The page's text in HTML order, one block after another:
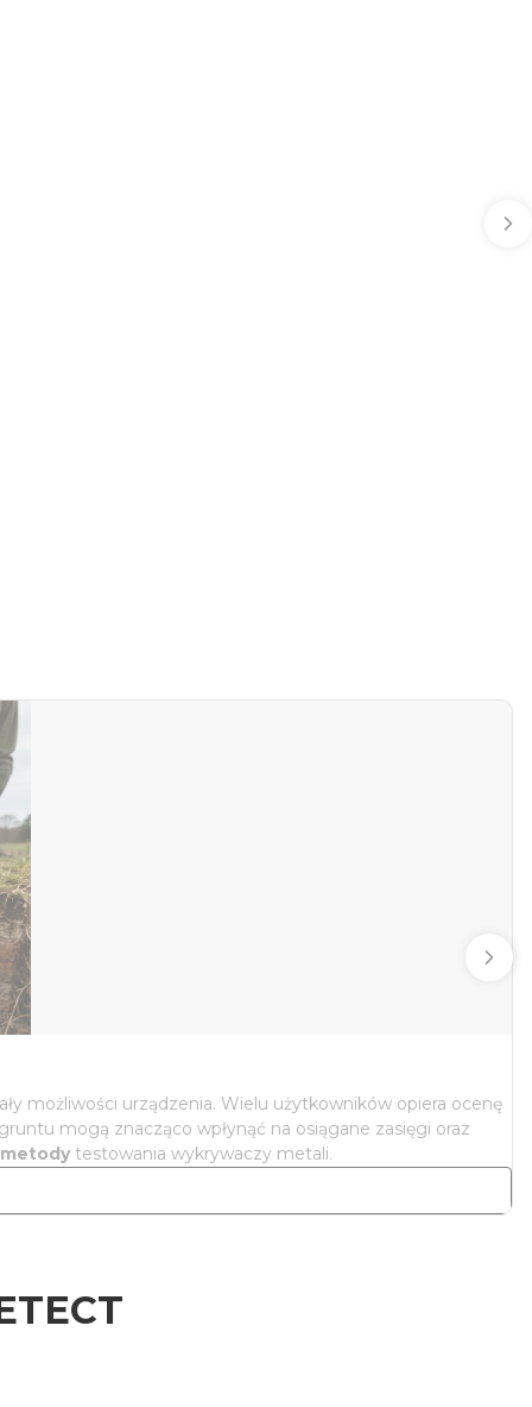
możliwości urządzenia. Wielu użytkowników opiera ocenę
mogą znacząco wpłynąć na osiągane zasięgi oraz
testowania wykrywaczy metali.